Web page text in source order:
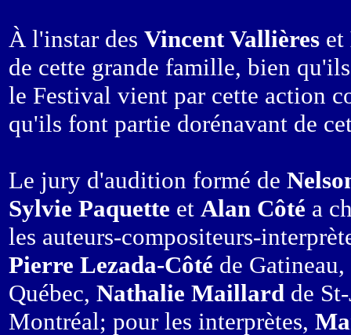
À l'instar des Vincent Vallières et
de cette grande famille, bien
le Festival vient par cette action
qu'ils font partie dorénavant de
Le jury d'audition formé de
Sylvie Paquette et Alan Côté a
les auteurs-compositeurs-
Pierre Lezada-Côté de Gatineau,
Québec, Nathalie Maillard de
Montréal; pour les interprètes,